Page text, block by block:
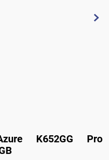
K652GG Pro